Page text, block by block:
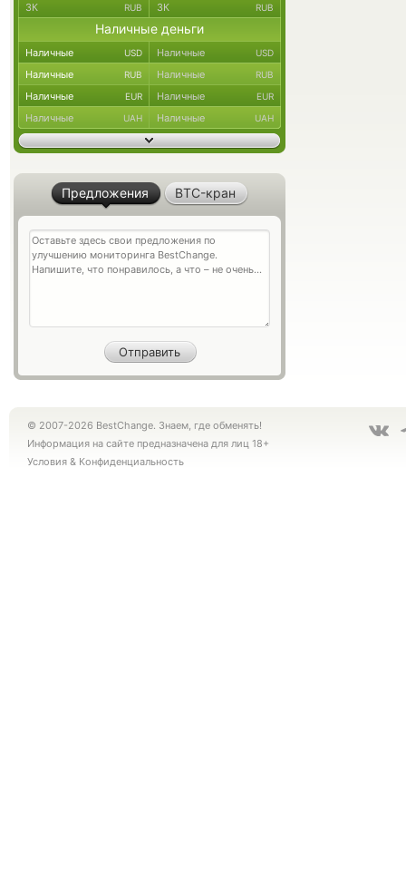
ЗК RUB ЗК RUB
Наличные деньги
Наличные USD Наличные USD
Наличные RUB Наличные RUB
Наличные EUR Наличные EUR
Наличные UAH Наличные UAH
Предложения BTC-кран
© 2007-2026 BestChange. Знаем, где обменять!
Информация на сайте предназначена для лиц 18+
Условия & Конфиденциальность